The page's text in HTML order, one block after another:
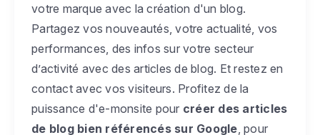
votre marque avec la création d'un blog.
Partagez vos nouveautés, votre actualité, vos
performances, des infos sur votre secteur
d’activité avec des articles de blog. Et restez en
contact avec vos visiteurs. Profitez de la
puissance d'e-monsite pour créer des articles
de blog bien référencés sur Google , pour